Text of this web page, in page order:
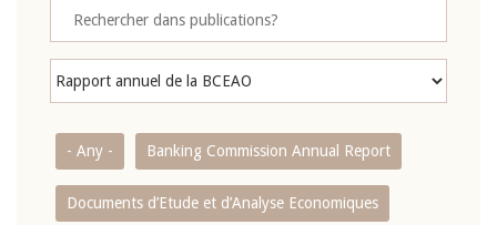
- Any - Banking Commission Annual Report
Documents d’Etude et d’Analyse Economiques